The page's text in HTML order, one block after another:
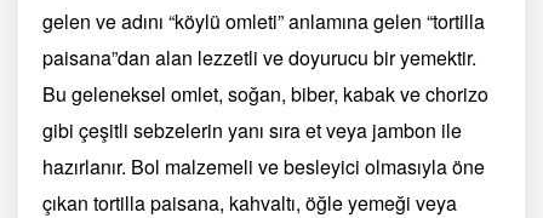
gelen ve adını “köylü omleti” anlamına gelen “tortilla
paisana”dan alan lezzetli ve doyurucu bir yemektir.
Bu geleneksel omlet, soğan, biber, kabak ve chorizo ​​
gibi çeşitli sebzelerin yanı sıra et veya jambon ile
hazırlanır. Bol malzemeli ve besleyici olmasıyla öne
çıkan tortilla paisana, kahvaltı, öğle yemeği veya